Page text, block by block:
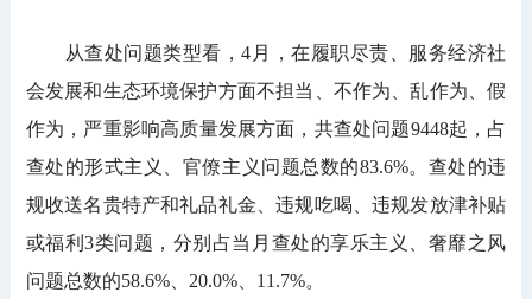
从查处问题类型看，4月，在履职尽责、服务经济社
会发展和生态环境保护方面不担当、不作为、乱作为、假
作为，严重影响高质量发展方面，共查处问题9448起，占
查处的形式主义、官僚主义问题总数的83.6%。查处的违
规收送名贵特产和礼品礼金、违规吃喝、违规发放津补贴
或福利3类问题，分别占当月查处的享乐主义、奢靡之风
问题总数的58.6%、20.0%、11.7%。